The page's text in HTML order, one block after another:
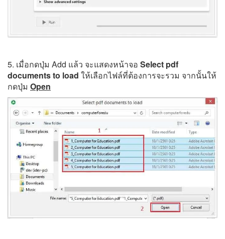
5. เมื่อกดปุ่ม Add แล้ว จะแสดงหน้าจอ Select pdf
documents to load ให้เลือกไฟล์ที่ต้องการจะรวม จากนั้นให้
กดปุ่ม Open